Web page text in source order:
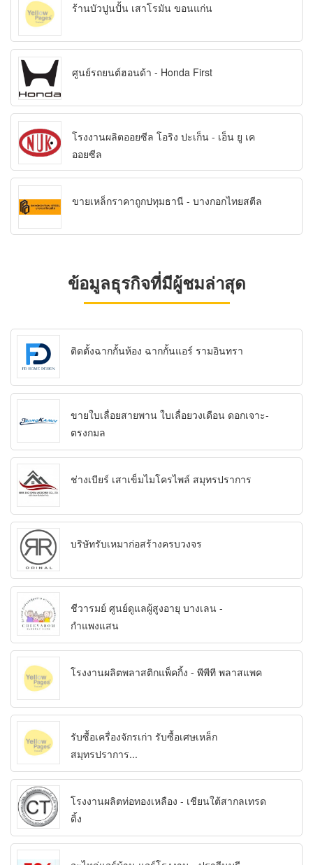
ร้านบัวปูนปั้น เสาโรมัน ขอนแก่น
ศูนย์รถยนต์ฮอนด้า - Honda First
โรงงานผลิตออยซีล โอริง ปะเก็น - เอ็น ยู เค
ออยซีล
ขายเหล็กราคาถูกปทุมธานี - บางกอกไทยสตีล
ข้อมูลธุรกิจที่มีผู้ชมล่าสุด
ติดตั้งฉากกั้นห้อง ฉากกั้นแอร์ รามอินทรา
ขายใบเลื่อยสายพาน ใบเลื่อยวงเดือน ดอกเจาะ-
ตรงกมล
ช่างเบียร์ เสาเข็มไมโครไพล์ สมุทรปราการ
บริษัทรับเหมาก่อสร้างครบวงจร
ชีวารมย์ ศูนย์ดูแลผู้สูงอายุ บางเลน -
กำแพงแสน
โรงงานผลิตพลาสติกแพ็คกิ้ง - พีพีที พลาสแพค
รับซื้อเครื่องจักรเก่า รับซื้อเศษเหล็ก
สมุทรปราการ...
โรงงานผลิตท่อทองเหลือง - เชียนใต้สากลเทรด
ดิ้ง